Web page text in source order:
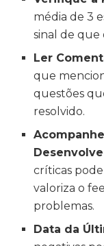
média de 3
sinal de que
Ler
que
questões
resolvido.
críticas
valoriza o
problemas.
Data da